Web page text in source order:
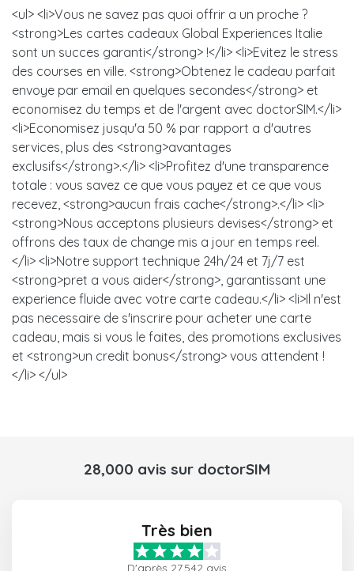
<ul> <li>Vous ne savez pas quoi offrir a un proche ?
<strong>Les cartes cadeaux Global Experiences Italie
sont un succes garanti</strong> !</li> <li>Evitez le stress
des courses en ville. <strong>Obtenez le cadeau parfait
envoye par email en quelques secondes</strong> et
economisez du temps et de l'argent avec doctorSIM.</li>
<li>Economisez jusqu'a 50 % par rapport a d'autres
services, plus des <strong>avantages
exclusifs</strong>.</li> <li>Profitez d'une transparence
totale : vous savez ce que vous payez et ce que vous
recevez, <strong>aucun frais cache</strong>.</li> <li>
<strong>Nous acceptons plusieurs devises</strong> et
offrons des taux de change mis a jour en temps reel.
</li> <li>Notre support technique 24h/24 et 7j/7 est
<strong>pret a vous aider</strong>, garantissant une
experience fluide avec votre carte cadeau.</li> <li>Il n'est
pas necessaire de s'inscrire pour acheter une carte
cadeau, mais si vous le faites, des promotions exclusives
et <strong>un credit bonus</strong> vous attendent !
</li> </ul>
28,000 avis sur doctorSIM
Très bien
D'après 27,542 avis